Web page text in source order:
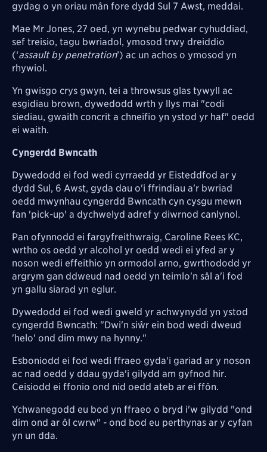
gydag o yn oriau mân fore dydd Sul 7 Awst, meddai.
Mae Mr Jones, 27 oed, yn wynebu pedwar cyhuddiad,
sef treisio, tagu bwriadol, ymosod trwy dreiddio
(‘assault by penetration’) ac un achos o ymosod yn
rhywiol.
Yn gwisgo crys gwyn, tei a throwsus glas tywyll ac
esgidiau brown, dywedodd wrth y llys mai "codi
siediau, gwaith concrit a chneifio yn ystod yr haf" oedd
ei waith.
Cyngerdd Bwncath
Dywedodd ei fod wedi cyrraedd yr Eisteddfod ar y
dydd Sul, 6 Awst, gyda dau o'i ffrindiau a'r bwriad
oedd mwynhau cyngerdd Bwncath cyn cysgu mewn
fan 'pick-up' a dychwelyd adref y diwrnod canlynol.
Pan ofynnodd ei fargyfreithwraig, Caroline Rees KC,
wrtho os oedd yr alcohol yr oedd wedi ei yfed ar y
noson wedi effeithio yn ormodol arno, gwrthododd yr
argrym gan ddweud nad oedd yn teimlo'n sâl a'i fod
yn gallu siarad yn eglur.
Dywedodd ei fod wedi gweld yr achwynydd yn ystod
cyngerdd Bwncath: "Dwi'n siŵr ein bod wedi dweud
'helo' ond dim mwy na hynny."
Esboniodd ei fod wedi ffraeo gyda'i gariad ar y noson
ac nad oedd y ddau gyda'i gilydd am gyfnod hir.
Ceisiodd ei ffonio ond nid oedd ateb ar ei ffôn.
Ychwanegodd eu bod yn ffraeo o bryd i'w gilydd "ond
dim ond ar ôl cwrw" - ond bod eu perthynas ar y cyfan
yn un dda.